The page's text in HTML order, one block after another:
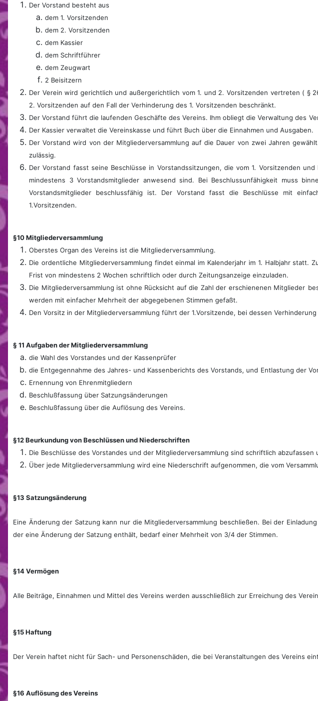
Der Vorstand besteht aus
dem 1. Vorsitzenden
dem 2. Vorsitzenden
dem Kassier
dem Schriftführer
dem Zeugwart
2 Beisitzern
Der Verein wird gerichtlich und außergerichtlich vom 1. und 2. Vorsitzenden vertreten (
2. Vorsitzenden auf den Fall der Verhinderung des 1. Vorsitzenden beschränkt.
Der Vorstand führt die laufenden Geschäfte des Vereins. Ihm obliegt die Verwaltung des
Der Kassier verwaltet die Vereinskasse und führt Buch über die Einnahmen und Ausgaben.
Der Vorstand wird von der Mitgliederversammlung auf die Dauer von zwei Jahren
zulässig.
Der Vorstand fasst seine Beschlüsse in Vorstandssitzungen, die vom 1. Vorsitzenden und
mindestens 3 Vorstandsmitglieder anwesend sind. Bei Beschlussunfähigkeit muss
Vorstandsmitglieder beschlussfähig ist. Der Vorstand fasst die Beschlüsse mit
1.Vorsitzenden.
§10 Mitgliederversammlung
Oberstes Organ des Vereins ist die Mitgliederversammlung.
Die ordentliche Mitgliederversammlung findet einmal im Kalenderjahr im 1. Halb­jahr statt.
Frist von mindestens 2 Wochen schriftlich oder durch Zeitungsanzeige einzuladen.
Die Mitgliederversammlung ist ohne Rücksicht auf die Zahl der erschienenen Mitglieder
werden mit einfacher Mehrheit der abgegebenen Stimmen gefaßt.
Den Vorsitz in der Mitgliederversammlung führt der 1.Vorsitzende, bei dessen
§ 11 Aufgaben der Mitgliederversammlung
die Wahl des Vorstandes und der Kassenprüfer
die Entgegennahme des Jahres- und Kassenberichts des Vorstands, und Entlastung der
Ernennung von Ehrenmitgliedern
Beschlußfassung über Satzungsänderungen
Beschlußfassung über die Auflösung des Vereins.
§12 Beurkundung von Beschlüssen und Niederschriften
Die Beschlüsse des Vorstandes und der Mitgliederversammlung sind schriftlich
Über jede Mitgliederversammlung wird eine Niederschrift aufgenommen, die vom
§13 Satzungsänderung
Eine Änderung der Satzung kann nur die Mitgliederversammlung beschließen. Bei der
der eine Änderung der Satzung enthält, bedarf einer Mehrheit von 3/4 der Stimmen.
§14 Vermögen
Alle Beiträge, Einnahmen und Mittel des Vereins werden ausschließlich zur Erreichung des
§15 Haftung
Der Verein haftet nicht für Sach- und Personenschäden, die bei Veranstaltungen des Vereins
§16 Auflösung des Vereins